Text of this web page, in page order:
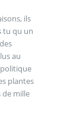
ils
tu qu un
au
plantes
de mille